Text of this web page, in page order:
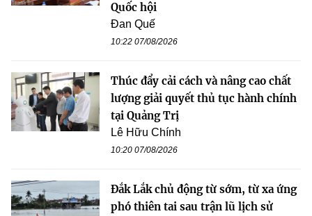
Quốc hội
Đan Quế
10:22 07/08/2026
Thúc đẩy cải cách và nâng cao chất
lượng giải quyết thủ tục hành chính
tại Quảng Trị
Lê Hữu Chính
10:20 07/08/2026
Đắk Lắk chủ động từ sớm, từ xa ứng
phó thiên tai sau trận lũ lịch sử